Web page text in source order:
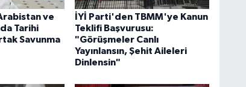
ve
Tarihi
Savunma
İYİ Parti'den TBMM'ye Kanun
Teklifi Başvurusu:
"Görüşmeler Canlı
Yayınlansın, Şehit Aileleri
Dinlensin"